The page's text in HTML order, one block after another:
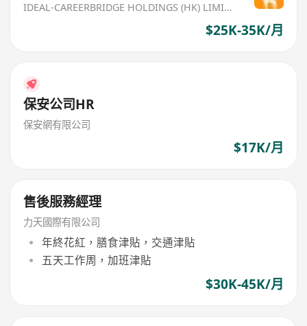
IDEAL-CAREERBRIDGE HOLDINGS (HK) LIMITED
$25K-35K/月
保安公司HR
保安網有限公司
$17K/月
售後服務經理
力天國際有限公司
年終花紅，膳食津貼，交通津貼
五天工作周，加班津貼
$30K-45K/月